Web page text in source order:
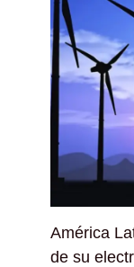
América
de su